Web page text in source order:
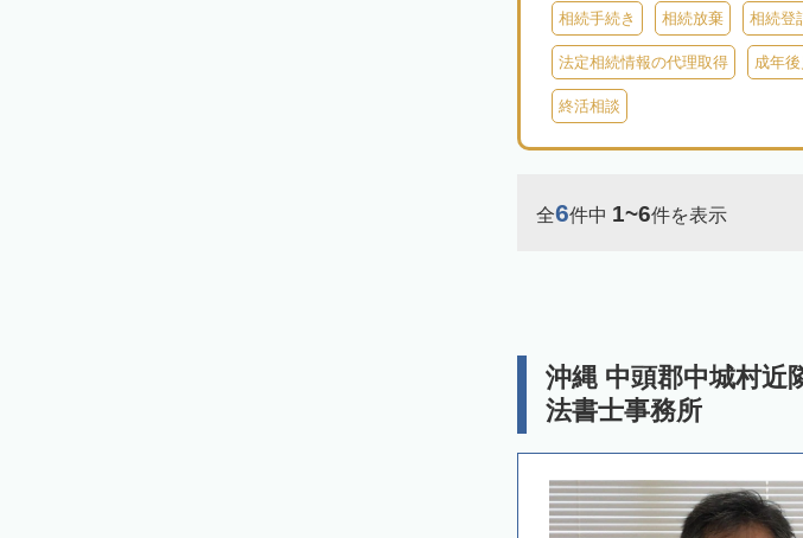
相続手続き 相続放棄 相続登
法定相続情報の代理取得 成年
終活相談
全6件中 1~6件を表示
沖縄 中頭郡中城村近
法書士事務所